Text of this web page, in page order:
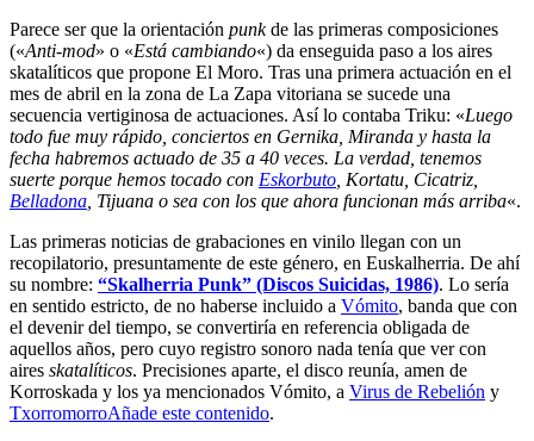
Parece ser que la orientación punkde las primeras composiciones
(«Anti-mod» o «Está cambiando«) da enseguida paso a los aires
skatalíticos que propone El Moro. Tras una primera actuación en el
mes de abril en la zona de La Zapa vitoriana se sucede una
secuencia vertiginosa de actuaciones. Así lo contaba Triku: «Luego
todo fue muy rápido, conciertos en Gernika, Miranda y hasta la
fecha habremos actuado de 35 a 40 veces. La verdad, tenemos
suerte porque hemos tocado con Eskorbuto , Kortatu, Cicatriz,
Belladona , Tijuana o sea con los que ahora funcionan más arriba«.
Las primeras noticias de grabaciones en vinilo llegan con un
recopilatorio, presuntamente de este género, en Euskalherria. De ahí
su nombre: “Skalherria Punk” (Discos Suicidas, 1986). Lo sería
en sentido estricto, de no haberse incluido a Vómito, banda que con
el devenir del tiempo, se convertiría en referencia obligada de
aquellos años, pero cuyo registro sonoro nada tenía que ver con
aires skatalíticos. Precisiones aparte, el disco reunía, amen de
Korroskada y los ya mencionados Vómito, a Virus de Rebelión y
TxorromorroAñade este contenido.